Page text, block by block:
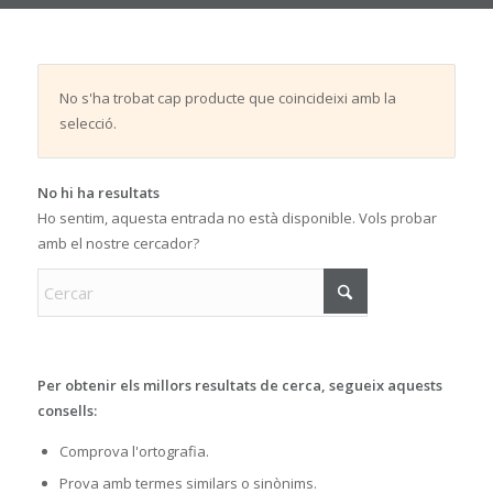
No s'ha trobat cap producte que coincideixi amb la
selecció.
No hi ha resultats
Ho sentim, aquesta entrada no està disponible. Vols probar
amb el nostre cercador?
Per obtenir els millors resultats de cerca, segueix aquests
consells:
Comprova l'ortografia.
Prova amb termes similars o sinònims.